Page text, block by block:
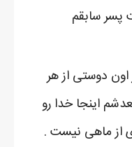
سابقم
اون دوستی از هر
اینجا خدا رو
از ماهی نیست .